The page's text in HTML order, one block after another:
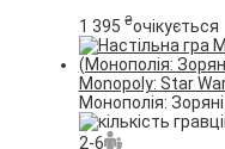
1 395 ₴очікується
Monopoly: Star
Монополія:
2-6